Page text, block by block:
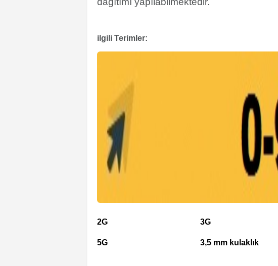
ilgili Terimler:
2G 3G
5G
3,5 mm kulaklık